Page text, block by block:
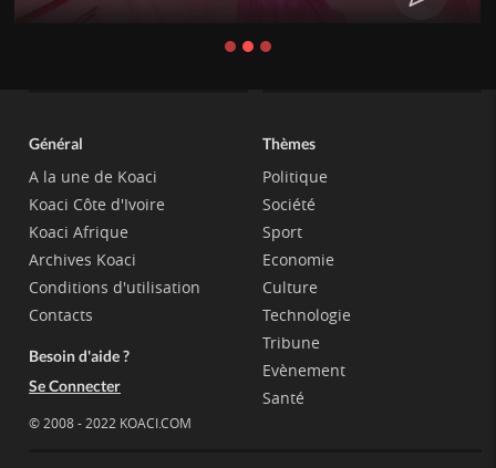
Général
A la une de Koaci
Koaci Côte d'Ivoire
Koaci Afrique
Archives Koaci
Conditions d'utilisation
Contacts
Besoin d'aide ?
Se Connecter
© 2008 - 2022 KOACI.COM
Thèmes
Politique
Société
Sport
Economie
Culture
Technologie
Tribune
Evènement
Santé